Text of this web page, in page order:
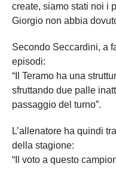
create, siamo stati noi i
Giorgio non abbia
Secondo Seccardini, a
episodi:
“Il Teramo ha una
sfruttando due palle
passaggio del turno”.
L’allenatore ha quindi
della stagione:
“Il voto a questo